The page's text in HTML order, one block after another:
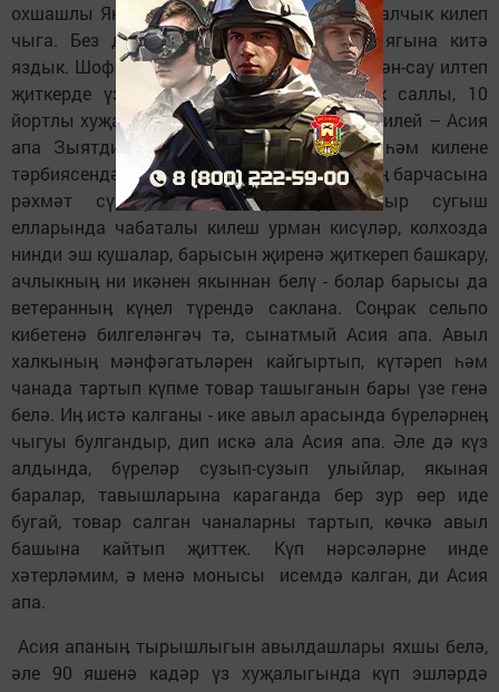
охшашлы Яӊа Пукшинер авылы белән буталчык килеп
чыга. Без дә, ялгыш юлга кереп, Әтнә ягына китә
яздык. Шоферыбыз безгә кирәк авылга исән-сау илтеп
җиткерде үзе. Анда баруныӊ сәбәбе бик саллы, 10
йортлы хуҗалыктан торган авылда зур юбилей – Асия
апа Зыятдиновага 90 яшь тулды. Улы һәм килене
тәрбиясендә яшәүче Асия апа килүчеләрнеӊ барчасына
рәхмәт сүзләрен генә ирештерә. Авыр сугыш
елларында чабаталы килеш урман кисүләр, колхозда
нинди эш кушалар, барысын җиренә җиткереп башкару,
ачлыкныӊ ни икәнен якыннан белү - болар барысы да
ветеранныӊ күӊел түрендә саклана. Соӊрак сельпо
кибетенә билгеләнгәч тә, сынатмый Асия апа. Авыл
халкыныӊ мәнфәгатьләрен кайгыртып, күтәреп һәм
чанада тартып күпме товар ташыганын бары үзе генә
белә. Иӊ истә калганы - ике авыл арасында бүреләрнеӊ
чыгуы булгандыр, дип искә ала Асия апа. Әле дә күз
алдында, бүреләр сузып-сузып улыйлар, якыная
баралар, тавышларына караганда бер зур өер иде
бугай, товар салган чаналарны тартып, көчкә авыл
башына кайтып җиттек. Күп нәрсәләрне инде
хәтерләмим, ә менә монысы исемдә калган, ди Асия
апа.
Асия апаныӊ тырышлыгын авылдашлары яхшы белә,
әле 90 яшенә кадәр үз хуҗалыгында күп эшләрдә